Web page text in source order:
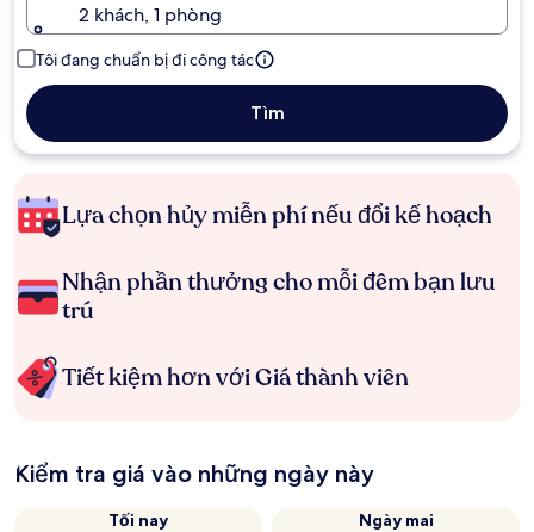
2 khách, 1 phòng
Tôi đang chuẩn bị đi công tác
Tìm
Lựa chọn hủy miễn phí nếu đổi kế hoạch
Nhận phần thưởng cho mỗi đêm bạn lưu
trú
Tiết kiệm hơn với Giá thành viên
Kiểm tra giá vào những ngày này
Tối nay
Ngày mai